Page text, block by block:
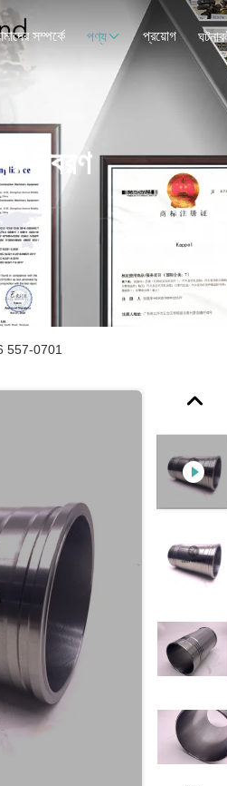
সম্পর্কে পণ্য প্রয়োগ
বিবরণ
557-0701